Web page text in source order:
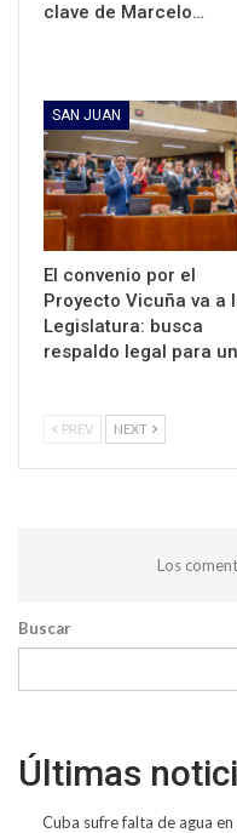
clave de Marcelo…
SAN JUAN
El convenio por el
Proyecto Vicuña va a
Legislatura: busca
respaldo legal para
PREV NEXT
Los
Buscar
Últimas
Cuba sufre falta de agua